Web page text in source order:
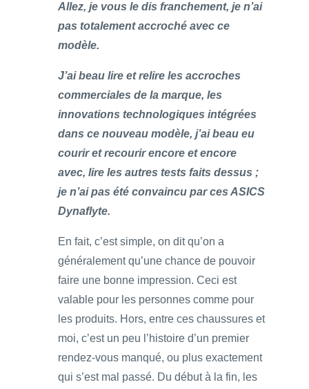
Allez, je vous le dis franchement, je n’ai
pas totalement accroché avec ce
modèle.
J’ai beau lire et relire les accroches
commerciales de la marque, les
innovations technologiques intégrées
dans ce nouveau modèle, j’ai beau eu
courir et recourir encore et encore
avec, lire les autres tests faits dessus ;
je n’ai pas été convaincu par ces ASICS
Dynaflyte.
En fait, c’est simple, on dit qu’on a
généralement qu’une chance de pouvoir
faire une bonne impression. Ceci est
valable pour les personnes comme pour
les produits. Hors, entre ces chaussures et
moi, c’est un peu l’histoire d’un premier
rendez-vous manqué, ou plus exactement
qui s’est mal passé. Du début à la fin, les